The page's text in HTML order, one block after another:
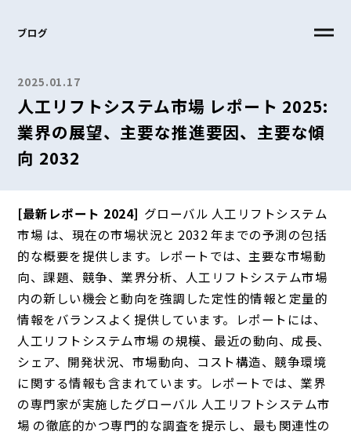
ブログ
2025.01.17
人工リフトシステム市場 レポート 2025:
業界の展望、主要な推進要因、主要な傾
向 2032
[最新レポート 2024] グローバル 人工リフトシステム
市場 は、現在の市場状況と 2032 年までの予測の包括
的な概要を提供します。レポートでは、主要な市場動
向、課題、競争、業界分析、人工リフトシステム市場
内の新しい機会と動向を強調した定性的情報と定量的
情報をバランスよく提供しています。レポートには、
人工リフトシステム市場 の規模、最近の動向、成長、
シェア、開発状況、市場動向、コスト構造、競争環境
に関する情報も含まれています。レポートでは、業界
の専門家が実施したグローバル 人工リフトシステム市
場 の徹底的かつ専門的な調査を提示し、最も関連性の